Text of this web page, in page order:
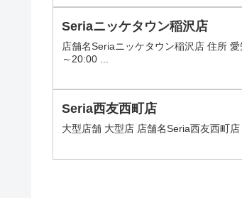
Seriaニッケタウン稲沢店
店舗名Seriaニッケタウン稲沢店 住所
～20:00 ...
Seria西友西町店
大型店舗 大型店 店舗名Seria西友西町